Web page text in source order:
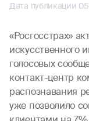
Дата публикации
«Росгосстрах»
искусственного
голосовых
контакт-центр
распознавания
уже позволило